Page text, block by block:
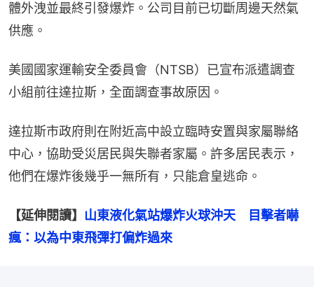
體外洩並最終引發爆炸。公司目前已切斷周邊天然氣
供應。
美國國家運輸安全委員會（NTSB）已宣布派遣調查
小組前往達拉斯，全面調查事故原因。
達拉斯市政府則在附近高中設立臨時安置與家屬聯絡
中心，協助受災居民與失聯者家屬。許多居民表示，
他們在爆炸後幾乎一無所有，只能倉皇逃命。
【延伸閱讀】 山東液化氣站爆炸火球沖天　目擊者嚇
瘋：以為中東飛彈打偏炸過來